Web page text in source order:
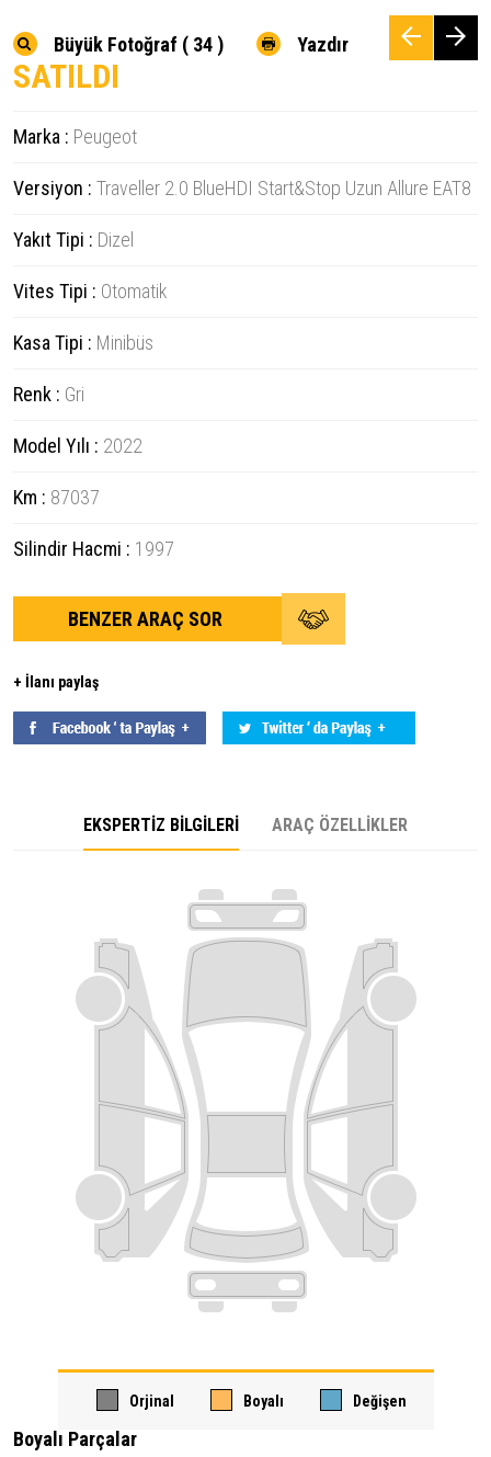
Büyük Fotoğraf ( 34 ) Yazdır
SATILDI
Marka : Peugeot
Versiyon : Traveller 2.0 BlueHDI Start&Stop Uzun Allure EAT8
Yakıt Tipi : Dizel
Vites Tipi : Otomatik
Kasa Tipi : Minibüs
Renk : Gri
Model Yılı : 2022
Km : 87037
Silindir Hacmi : 1997
BENZER ARAÇ SOR
+ İlanı paylaş
EKSPERTİZ BİLGİLERİ ARAÇ ÖZELLİKLER
Orjinal Boyalı Değişen
Boyalı Parçalar